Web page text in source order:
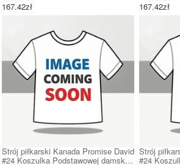
167.42zł
167.42zł
Strój piłkarski Kanada Promise David
#24 Koszulka Podstawowej damskie
Strój
#24